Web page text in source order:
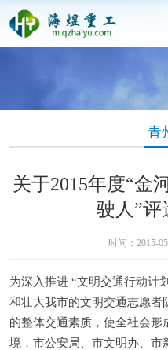
青
关于2015年度“金
驶人”评
时间：2015-
为深入推进 “文明交通行动计
和壮大我市的文明交通志愿者
的整体交通素质，使全社会
境，市公安局、市文明办、市